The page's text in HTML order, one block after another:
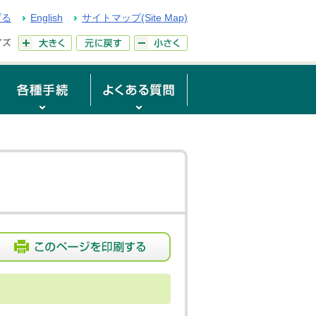
English サイトマップ(Site Map)